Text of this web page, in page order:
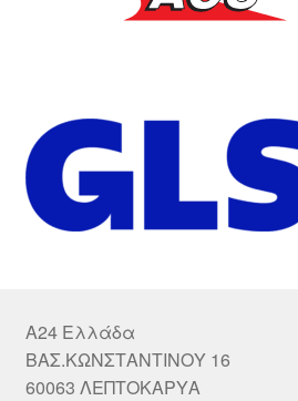
A24 Ελλάδα
ΒΑΣ.ΚΩΝΣΤΑΝΤΙΝΟΥ 16
60063 ΛΕΠΤΟΚΑΡΥΑ